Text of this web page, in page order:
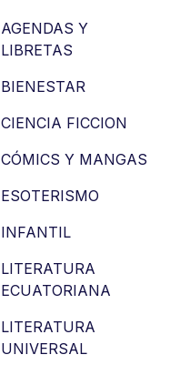
AGENDAS Y
LIBRETAS
BIENESTAR
CIENCIA FICCION
CÓMICS Y MANGAS
ESOTERISMO
INFANTIL
LITERATURA
ECUATORIANA
LITERATURA
UNIVERSAL